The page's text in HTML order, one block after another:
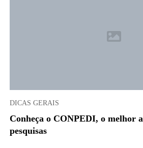
DICAS GERAIS
Conheça o CONPEDI, o melhor
pesquisas